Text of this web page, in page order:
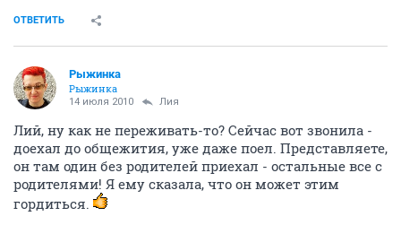
ОТВЕТИТЬ
Рыжинка
Рыжинка
14 июля 2010 Лия
Лий, ну как не переживать-то? Сейчас вот звонила -
доехал до общежития, уже даже поел. Представляете,
он там один без родителей приехал - остальные все с
родителями! Я ему сказала, что он может этим
гордиться.